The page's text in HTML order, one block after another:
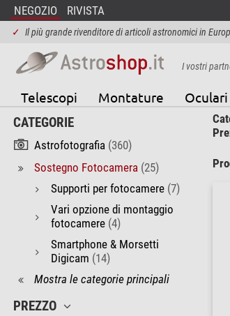
NEGOZIO RIVISTA
✓ Il più grande rivenditore di articoli astronomici in
I vostri
Telescopi Montature Oculari
CATEGORIE
Astrofotografia (360)
Sostegno Fotocamera (25)
Supporti per fotocamere (7)
Vari opzione di montaggio
fotocamere (4)
Smartphone & Morsetti
Digicam (14)
Mostra le categorie principali
PREZZO